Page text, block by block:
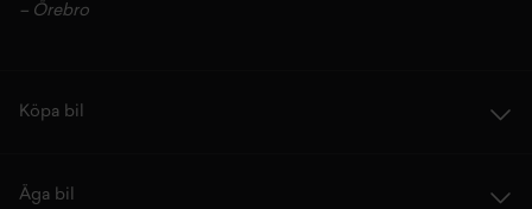
– Örebro
Köpa bil
Äga bil